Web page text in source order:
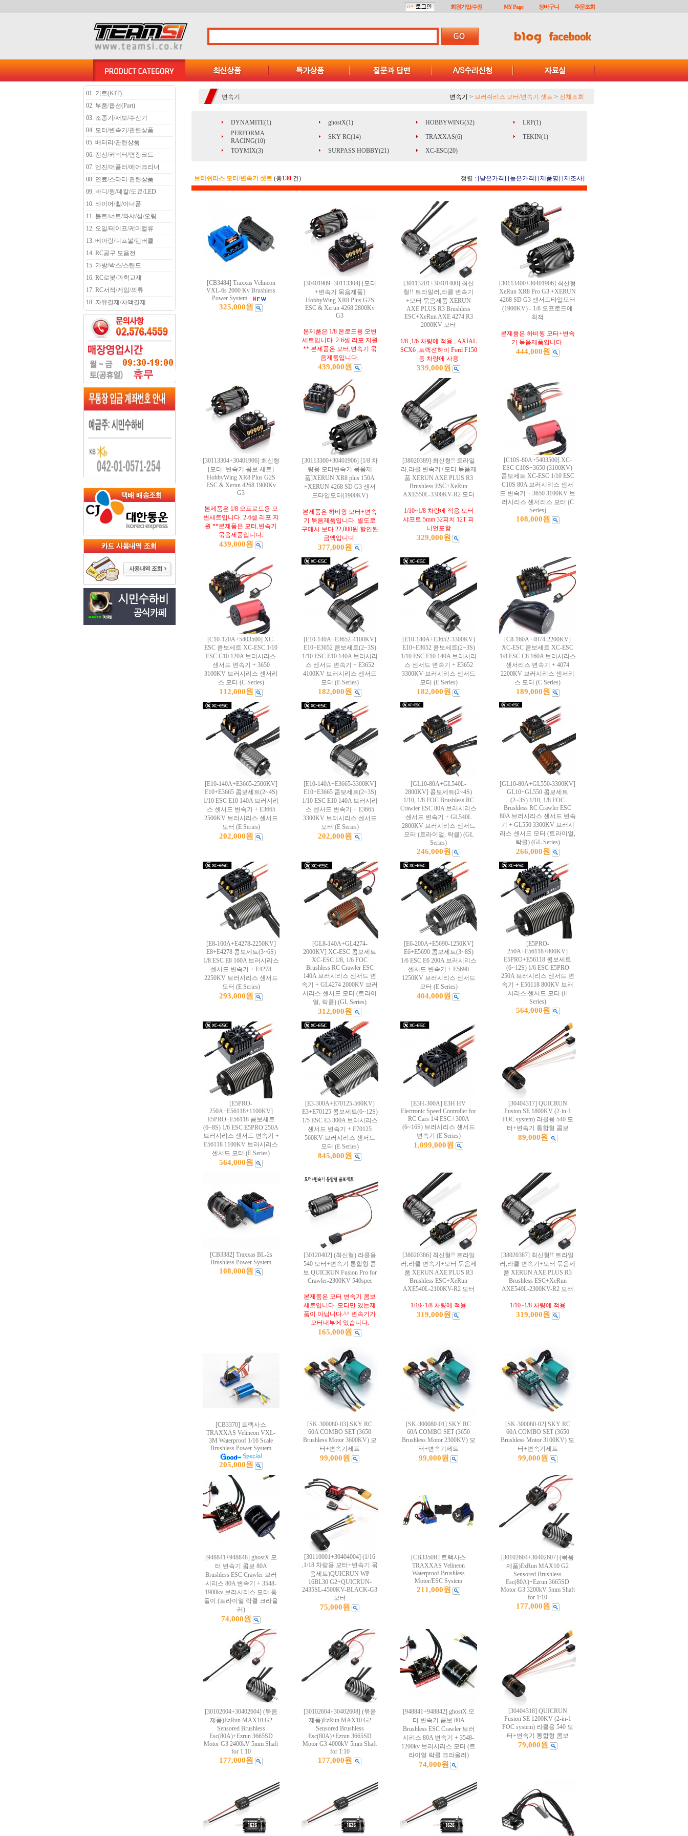
회원가입/수정 MY Page 장바구니 주문조회
01. 키트(KIT)
02. 부품/옵션(Part)
03. 조종기/서보/수신기
04. 모터/변속기/관련상품
05. 배터리/관련상품
06. 전선/커넥터/연장코드
07. 엔진/머플러/에어크리너
08. 연료/스타터 관련상품
09. 바디/윙/데칼/도료/LED
10. 타이어/휠/이너폼
11. 볼트/너트/와샤/심/오링
12. 오일/테이프/케미컬류
13. 베아링/디프볼/턴버클
14. RC공구 모음전
15. 가방/박스/스탠드
16. RC로봇/과학교재
17. RC서적/게임/의류
18. 자유결제/차액결제
변속기 변속기 > 브러쉬리스 모터/변속기 셋트 > 전체조회
DYNAMITE(1) ghostX(1) HOBBYWING(52)
LRP(1)
PERFORMA
RACING(10)
SKY RC(14) TRAXXAS(6)
TEKIN(1)
TOYMIX(3)
SURPASS HOBBY(21) XC-ESC(20)
브러쉬리스 모터/변속기 셋트 (총130 건) 정렬 : [낮은가격] [높은가격] [제품명] [제조사]
[CB3484] Traxxas Velineon
VXL-6s 2000 Kv Brushless
Power System
325,000원
[30401909+30113304] [모터
+변속기 묶음제품]
HobbyWing XR8 Plus G2S
ESC & Xerun 4268 2800Kv
G3
본제품은 1/8 온로드용 모변
세트입니다. 2-6셀 리포 지원
** 본제품은 모터,변속기 묶
음제품입니다.
439,000원
[30113201+30401400] 최신
형!! 트라일러,라클 변속기
+모터 묶음제품 XERUN
AXE PLUS R3 Brushless
ESC+XeRun AXE 4274 R3
2000KV 모터
1/8 ,1/6 차량에 적용 , AXIAL
SCX6 ,트랙션하비 Ford F150
등 차량에 사용
339,000원
[30113400+30401906] 최신형
XeRun XR8 Pro G3 +XERUN
4268 SD G3 센서드타입모터
(1900KV) - 1/8 오프로드에
최적
본제품은 하비윙 모터+변속
기 묶음제품입니다.
444,000원
[30113304+30401906] 최신형
[모터+변속기 콤보 세트]
HobbyWing XR8 Plus G2S
ESC & Xerun 4268 1900Kv
G3
본제품은 1/8 오프로드용 모
변세트입니다. 2-6셀 리포 지
원 **본제품은 모터,변속기
묶음제품입니다.
439,000원
[30113300+30401906] [1/8 차
량용 모터변속기 묶음제
품]XERUN XR8 plus 150A
+XERUN 4268 SD G3 센서
드타입모터(1900KV)
본제품은 하비윙 모터+변속
기 묶음제품입니다. 별도로
구매시 보다 22,000원 할인된
금액입니다.
377,000원
[38020389] 최신형!! 트라일
러,라클 변속기+모터 묶음제
품 XERUN AXE PLUS R3
Brushless ESC+XeRun
AXE550L-3300KV-R2 모터
1/10~1/8 차량에 적용 모터
샤프트 5mm 32피치 12T 피
니언포함
329,000원
[C10S-80A+5403500] XC-
ESC C10S+3650 (3100KV)
콤보세트 XC-ESC 1/10 ESC
C10S 80A 브러시리스 센서
드 변속기 + 3650 3100KV 브
러시리스 센서리스 모터 (C
Series)
108,000원
[C10-120A+5403500] XC-
ESC 콤보세트 XC-ESC 1/10
ESC C10 120A 브러시리스
센서드 변속기 + 3650
3100KV 브러시리스 센서리
스 모터 (C Series)
112,000원
[E10-140A+E3652-4100KV]
E10+E3652 콤보세트(2~3S)
1/10 ESC E10 140A 브러시리
스 센서드 변속기 + E3652
4100KV 브러시리스 센서드
모터 (E Series)
182,000원
[E10-140A+E3652-3300KV]
E10+E3652 콤보세트(2~3S)
1/10 ESC E10 140A 브러시리
스 센서드 변속기 + E3652
3300KV 브러시리스 센서드
모터 (E Series)
182,000원
[C8-160A+4074-2200KV]
XC-ESC 콤보세트 XC-ESC
1/8 ESC C8 160A 브러시리스
센서리스 변속기 + 4074
2200KV 브러시리스 센서리
스 모터 (C Series)
189,000원
[E10-140A+E3665-2500KV]
E10+E3665 콤보세트(2~4S)
1/10 ESC E10 140A 브러시리
스 센서드 변속기 + E3665
2500KV 브러시리스 센서드
모터 (E Series)
202,000원
[E10-140A+E3665-3300KV]
E10+E3665 콤보세트(2~3S)
1/10 ESC E10 140A 브러시리
스 센서드 변속기 + E3665
3300KV 브러시리스 센서드
모터 (E Series)
202,000원
[GL10-80A+GL540L-
2800KV] 콤보세트(2~4S)
1/10, 1/8 FOC Brushless RC
Crawler ESC 80A 브러시리스
센서드 변속기 + GL540L
2800KV 브러시리스 센서드
모터 (트라이얼, 락클) (GL
Series)
246,000원
[GL10-80A+GL550-3300KV]
GL10+GL550 콤보세트
(2~3S) 1/10, 1/8 FOC
Brushless RC Crawler ESC
80A 브러시리스 센서드 변속
기 + GL550 3300KV 브러시
리스 센서드 모터 (트라이얼,
락클) (GL Series)
266,000원
[E8-160A+E4278-2250KV]
E8+E4278 콤보세트(3~6S)
1/8 ESC E8 160A 브러시리스
센서드 변속기 + E4278
2250KV 브러시리스 센서드
모터 (E Series)
293,000원
[GL8-140A+GL4274-
2000KV] XC-ESC 콤보세트
XC-ESC 1/8, 1/6 FOC
Brushless RC Crawler ESC
140A 브러시리스 센서드 변
속기 + GL4274 2000KV 브러
시리스 센서드 모터 (트라이
얼, 락클) (GL Series)
312,000원
[E6-200A+E5690-1250KV]
E6+E5690 콤보세트(3~8S)
1/6 ESC E6 200A 브러시리스
센서드 변속기 + E5690
1250KV 브러시리스 센서드
모터 (E Series)
404,000원
[E5PRO-
250A+E56118+800KV]
E5PRO+E56118 콤보세트
(6~12S) 1/6 ESC E5PRO
250A 브러시리스 센서드 변
속기 + E56118 800KV 브러
시리스 센서드 모터 (E
Series)
564,000원
[E5PRO-
250A+E56118+1100KV]
E5PRO+E56118 콤보세트
(6~8S) 1/6 ESC E5PRO 250A
브러시리스 센서드 변속기 +
E56118 1100KV 브러시리스
센서드 모터 (E Series)
564,000원
[E3-300A+E70125-560KV]
E3+E70125 콤보세트(6~12S)
1/5 ESC E3 300A 브러시리스
센서드 변속기 + E70125
560KV 브러시리스 센서드
모터 (E Series)
845,000원
[E3H-300A] E3H HV
Electronic Speed Controller for
RC Cars 1/4 ESC / 300A
(6~16S) 브러시리스 센서드
변속기 (E Series)
1,099,000원
[30404317] QUICRUN
Fusion SE 1800KV (2-in-1
FOC system) 라클용 540 모
터+변속기 통합형 콤보
89,000원
[CB3382] Traxxas BL-2s
Brushless Power System
108,000원
[30120402] (최신형) 라클용
540 모터+변속기 통합형 콤
보 QUICRUN Fusion Pro for
Crawler-2300KV 540spec
본제품은 모터 변속기 콤보
세트입니다. 모터만 있는제
품이 아닙니다.^^ 변속기가
모터내부에 있습니다.
165,000원
[38020386] 최신형!! 트라일
러,라클 변속기+모터 묶음제
품 XERUN AXE PLUS R3
Brushless ESC+XeRun
AXE540L-2100KV-R2 모터
1/10~1/8 차량에 적용
319,000원
[38020387] 최신형!! 트라일
러,라클 변속기+모터 묶음제
품 XERUN AXE PLUS R3
Brushless ESC+XeRun
AXE540L-2300KV-R2 모터
1/10~1/8 차량에 적용
319,000원
[CB3370] 트랙사스
TRAXXAS Velineon VXL-
3M Waterproof 1/16 Scale
Brushless Power System
205,000원
[SK-300080-03] SKY RC
60A COMBO SET (3650
Brushless Motor 3600KV) 모
터+변속기세트
99,000원
[SK-300080-01] SKY RC
60A COMBO SET (3650
Brushless Motor 2300KV) 모
터+변속기세트
99,000원
[SK-300080-02] SKY RC
60A COMBO SET (3650
Brushless Motor 3100KV) 모
터+변속기세트
99,000원
[948841+948848] ghostX 모
터 변속기 콤보 80A
Brushless ESC Crawler 브러
시리스 80A 변속기 + 3548-
1900kv 브러시리스 모터 통
돌이 (트라이얼 락클 크라울
러)
74,000원
[30110001+30404004] (1/16
,1/18 차량용 모터+변속기 묶
음세트)QUICRUN WP
16BL30 G2+QUICRUN-
2435SL-4500KV-BLACK-G3
모터
75,000원
[CB3350R] 트랙사스
TRAXXAS Velineon
Waterproof Brushless
Motor/ESC System
211,000원
[30102604+30402607] (묶음
제품)EzRun MAX10 G2
Sensored Brushless
Esc(80A)+Ezrun 3665SD
Motor G3 3200kV 5mm Shaft
for 1:10
177,000원
[30102604+30402604] (묶음
제품)EzRun MAX10 G2
Sensored Brushless
Esc(80A)+Ezrun 3665SD
Motor G3 2400kV 5mm Shaft
for 1:10
177,000원
[30102604+30402608] (묶음
제품)EzRun MAX10 G2
Sensored Brushless
Esc(80A)+Ezrun 3665SD
Motor G3 4000kV 5mm Shaft
for 1:10
177,000원
[948841+948842] ghostX 모
터 변속기 콤보 80A
Brushless ESC Crawler 브러
시리스 80A 변속기 + 3548-
1200kv 브러시리스 모터 (트
라이얼 락클 크라울러)
74,000원
[30404318] QUICRUN
Fusion SE 1200KV (2-in-1
FOC system) 라클용 540 모
터+변속기 통합형 콤보
79,000원